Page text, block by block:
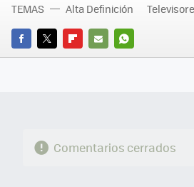
FACEBOOK
TWITTERFLIPBOARD
E-
WHATSAPP
TEMAS Alta Definición
Comentarios cerrados